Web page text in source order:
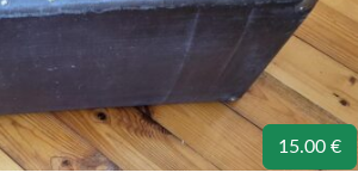
15.00 €